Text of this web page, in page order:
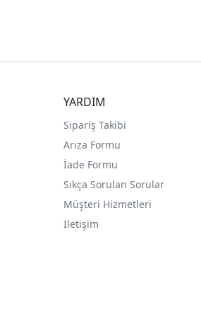
YARDIM
Sipariş Takibi
Arıza Formu
İade Formu
Sıkça Sorulan Sorular
Müşteri Hizmetleri
İletişim